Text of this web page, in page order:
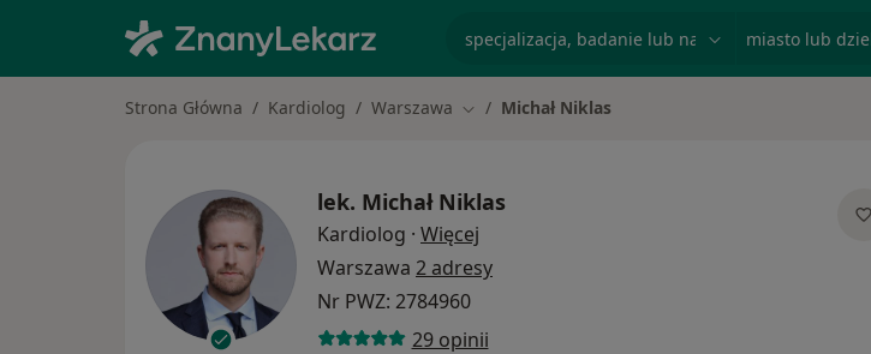
Strona Główna Kardiolog Warszawa Zmień miasto
Michał Niklas
lek. Michał Niklas
Kardiolog · Więcej
Warszawa 2 adresy
Nr PWZ: 2784960
29 opinii